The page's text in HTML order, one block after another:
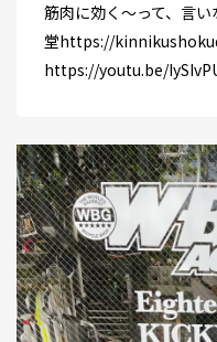
筋肉に効く～って、言
堂https://
https://youtu.be/